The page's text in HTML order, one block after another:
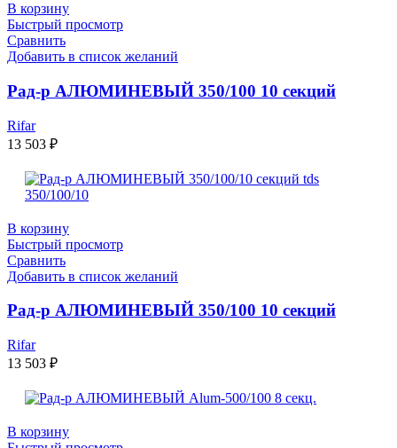
В корзину
Быстрый просмотр
Сравнить
Добавить в список желаний
Рад-р АЛЮМИНЕВЫЙ 350/100 10 секций
Rifar
13 503 ₽
В корзину
Быстрый просмотр
Сравнить
Добавить в список желаний
Рад-р АЛЮМИНЕВЫЙ 350/100 10 секций
Rifar
13 503 ₽
В корзину